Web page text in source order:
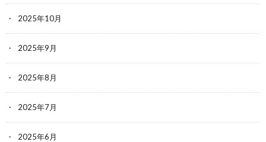
2025年10月
2025年9月
2025年8月
2025年7月
2025年6月